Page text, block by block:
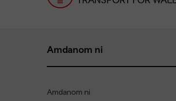
Amdanom ni
Amdanom ni